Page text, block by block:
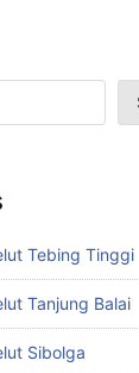
Tebing Tinggi
Tanjung Balai
Sibolga